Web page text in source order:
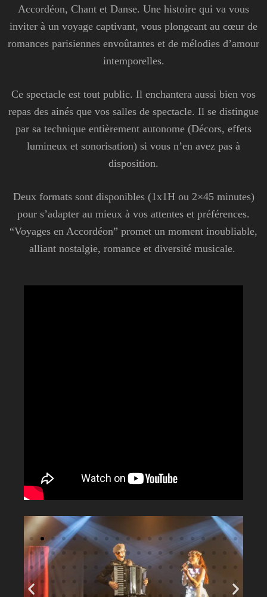
Accordéon, Chant et Danse. Une histoire qui va vous
inviter à un voyage captivant, vous plongeant au cœur de
romances parisiennes envoûtantes et de mélodies d’amour
intemporelles.
Ce spectacle est tout public. Il enchantera aussi bien vos
repas des ainés que vos salles de spectacle. Il se distingue
par sa technique entièrement autonome (Décors, effets
lumineux et sonorisation) si vous n’en avez pas à
disposition.
Deux formats sont disponibles (1x1H ou 2×45 minutes)
pour s’adapter au mieux à vos attentes et préférences.
“Voyages en Accordéon” promet un moment inoubliable,
alliant nostalgie, romance et diversité musicale.